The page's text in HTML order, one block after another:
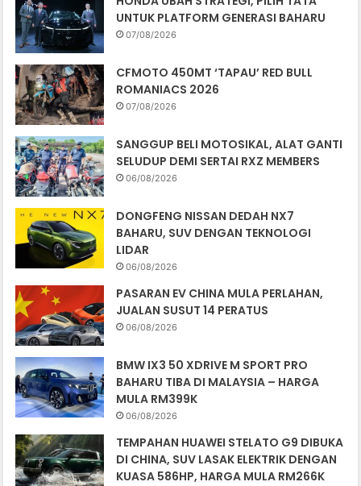
UNTUK PLATFORM GENERASI BAHARU
07/08/2026
CFMOTO 450MT ‘TAPAU’ RED BULL
ROMANIACS 2026
07/08/2026
SANGGUP BELI MOTOSIKAL, ALAT GANTI
SELUDUP DEMI SERTAI RXZ MEMBERS
06/08/2026
DONGFENG NISSAN DEDAH NX7
BAHARU, SUV DENGAN TEKNOLOGI
LIDAR
06/08/2026
PASARAN EV CHINA MULA PERLAHAN,
JUALAN SUSUT 14 PERATUS
06/08/2026
BMW IX3 50 XDRIVE M SPORT PRO
BAHARU TIBA DI MALAYSIA – HARGA
MULA RM399K
06/08/2026
TEMPAHAN HUAWEI STELATO G9 DIBUKA
DI CHINA, SUV LASAK ELEKTRIK DENGAN
KUASA 586HP, HARGA MULA RM266K